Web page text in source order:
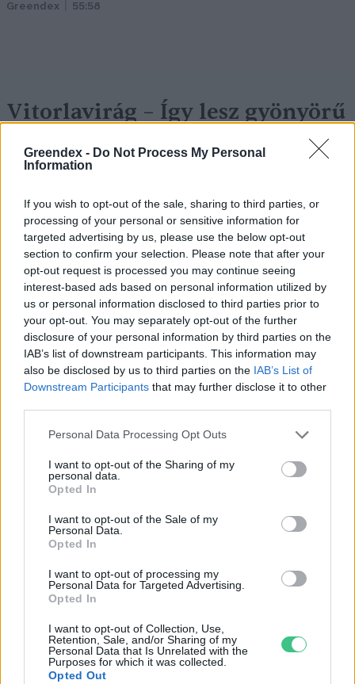
Greendex - Do Not Process My Personal
Information
If you wish to opt-out of the sale, sharing to third parties, or
processing of your personal or sensitive information for
targeted advertising by us, please use the below opt-out
section to confirm your selection. Please note that after your
opt-out request is processed you may continue seeing
interest-based ads based on personal information utilized by
us or personal information disclosed to third parties prior to
your opt-out. You may separately opt-out of the further
disclosure of your personal information by third parties on the
IAB’s list of downstream participants. This information may
also be disclosed by us to third parties on the IAB’s List of
Downstream Participants that may further disclose it to other
Personal Data Processing Opt Outs
I want to opt-out of the Sharing of my
personal data.
Opted In
I want to opt-out of the Sale of my
Personal Data.
Opted In
I want to opt-out of processing my
Personal Data for Targeted Advertising.
Opted In
I want to opt-out of Collection, Use,
Retention, Sale, and/or Sharing of my
Personal Data that Is Unrelated with the
Purposes for which it was collected.
Opted Out
Greendex 55:58
Vitorlavirág – Így lesz gyönyörű
a te lakásodban is
ÉLŐ BOLYGÓNK 4 perc
A vitorlavirág ideális szobanövény, hiszen kiválóan tűri a meleget
és a fényszegény környezetet.
Születésnapi programokkal várja a
hétvégén a közönséget a 160 éves
Fővárosi Állatkert
ÉLŐ BOLYGÓNK